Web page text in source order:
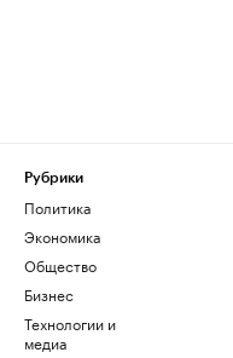
Рубрики
Политика
Экономика
Общество
Бизнес
Технологии и
медиа